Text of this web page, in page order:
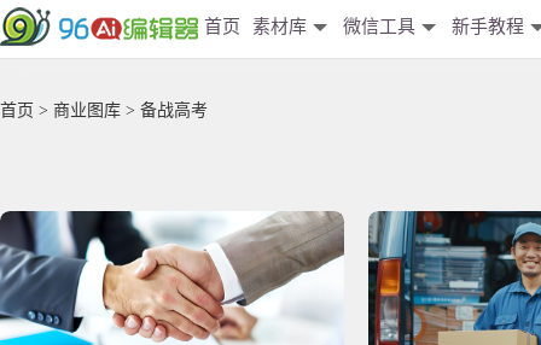
首页 素材库 微信工具 新手教程
首页 > 商业图库 > 备战高考